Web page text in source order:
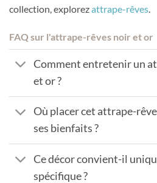
collection, explorezattrape-rêves
FAQ sur l'attrape-rêves noir et or
Comment entretenir un
et or ?
Où placer cet attrape-
ses bienfaits ?
Ce décor convient-il
spécifique ?